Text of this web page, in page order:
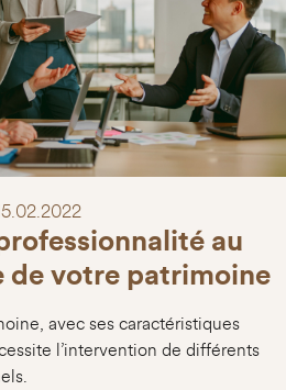
au
de votre patrimoine
avec ses caractéristiques
l’intervention de différents